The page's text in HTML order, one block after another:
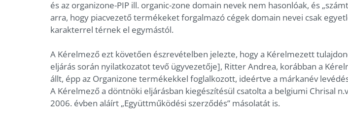
és az organizone-PIP ill. organic-zone domain nevek nem hasonlóak, és
arra, hogy piacvezető termékeket forgalmazó cégek domain nevei csak
karakterrel térnek el egymástól.
A Kérelmező ezt követően észrevételben jelezte, hogy a Kérelmezett
eljárás során nyilatkozatot tevő ügyvezetője], Ritter Andrea, korábban a
állt, épp az Organizone termékekkel foglalkozott, ideértve a márkanév
A Kérelmező a döntnöki eljárásban kiegészítésül csatolta a belgiumi Chrisal
2006. évben aláírt „Együttműködési szerződés” másolatát is.